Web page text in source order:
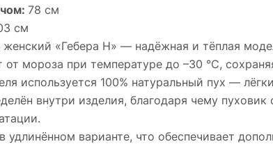
78 см
см
женский «Гебера Н» — надёжная и тёплая
мороза при температуре до –30 °C,
используется 100% натуральный пух —
внутри изделия, благодаря чему
удлинённом варианте, что обеспечивает